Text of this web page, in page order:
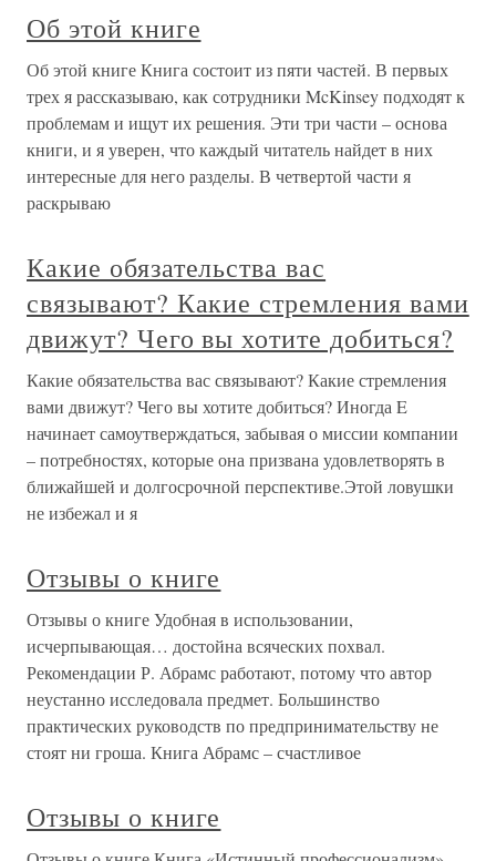
Об этой книге
Об этой книге Книга состоит из пяти частей. В первых
трех я рассказываю, как сотрудники McKinsey подходят к
проблемам и ищут их решения. Эти три части – основа
книги, и я уверен, что каждый читатель найдет в них
интересные для него разделы. В четвертой части я
раскрываю
Какие обязательства вас
связывают? Какие стремления вами
движут? Чего вы хотите добиться?
Какие обязательства вас связывают? Какие стремления
вами движут? Чего вы хотите добиться? Иногда E
начинает самоутверждаться, забывая о миссии компании
– потребностях, которые она призвана удовлетворять в
ближайшей и долгосрочной перспективе.Этой ловушки
не избежал и я
Отзывы о книге
Отзывы о книге Удобная в использовании,
исчерпывающая… достойна всяческих похвал.
Рекомендации Р. Абрамс работают, потому что автор
неустанно исследовала предмет. Большинство
практических руководств по предпринимательству не
стоят ни гроша. Книга Абрамс – счастливое
Отзывы о книге